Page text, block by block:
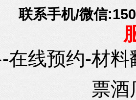
联系手机/微信
在线预约-材
票酒